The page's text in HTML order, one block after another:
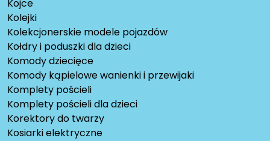
Kojce
Kolejki
Kolekcjonerskie modele pojazdów
Kołdry i poduszki dla dzieci
Komody dziecięce
Komody kąpielowe wanienki i przewijaki
Komplety pościeli
Komplety pościeli dla dzieci
Korektory do twarzy
Kosiarki elektryczne